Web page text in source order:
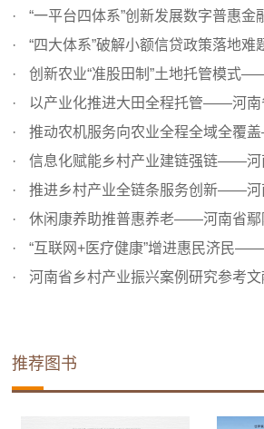
“一平台四体系”创新发展数字普惠金融
“四大体系”破解小额信贷政策落地难题
创新农业“准股田制”土地托管模式——河
以产业化推进大田全程托管——河南省荥
推动农机服务向农业全程全域全覆盖——
信息化赋能乡村产业建链强链——河南省
推进乡村产业全链条服务创新——河南省
休闲康养助推普惠养老——河南省鄢陵县
“互联网+医疗健康”增进惠民济民——河南
河南省乡村产业振兴案例研究参考文
推荐图书